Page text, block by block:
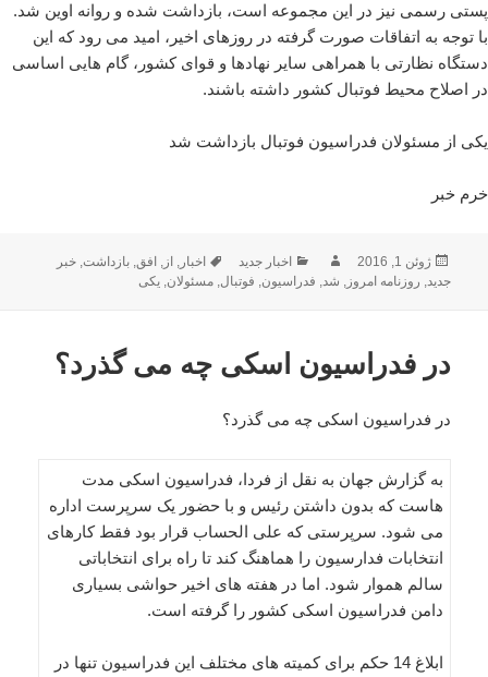
پستی رسمی نیز در این مجموعه است، بازداشت شده و روانه اوین شد.
با توجه به اتفاقات صورت گرفته در روزهای اخیر، امید می رود که این
دستگاه نظارتی با همراهی سایر نهادها و قوای کشور، گام هایی اساسی
در اصلاح محیط فوتبال کشور داشته باشند.
یکی از مسئولان فدراسیون فوتبال بازداشت شد
خرم خبر
ارسال
شده
ژوئن 1, 2016 نویسندهدسته‌ها
اخبار جدید برچسب‌ها
اخبار, از, افق,بازداشت,خبر
جدید, روزنامه امروز, شد, فدراسیون, فوتبال,مسئولان,یکی
در فدراسیون اسکی چه می گذرد؟
در فدراسیون اسکی چه می گذرد؟
به گزارش جهان به نقل از فردا، فدراسیون اسکی مدت
هاست که بدون داشتن رئیس و با حضور یک سرپرست اداره
می شود. سرپرستی که علی الحساب قرار بود فقط کارهای
انتخابات فدارسیون را هماهنگ کند تا راه برای انتخاباتی
سالم هموار شود. اما در هفته های اخیر حواشی بسیاری
دامن فدراسیون اسکی کشور را گرفته است.
ابلاغ 14 حکم برای کمیته های مختلف این فدراسیون تنها در